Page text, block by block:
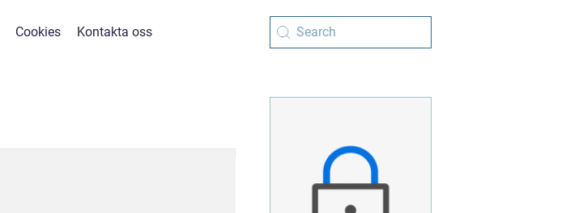
Cookies Kontakta oss